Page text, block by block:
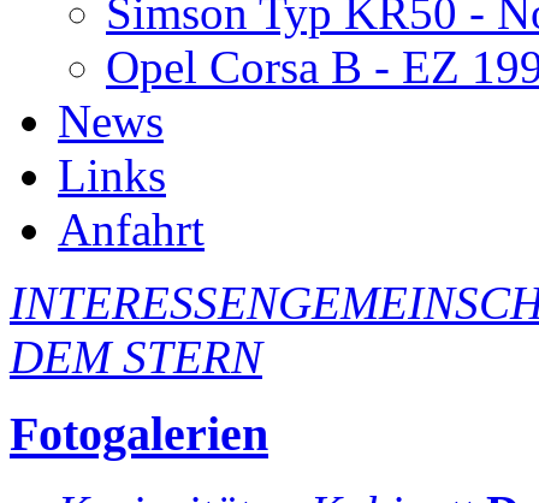
Simson Typ KR50 -
Opel Corsa B - EZ
News
Links
Anfahrt
DEM STERN
Fotogalerien